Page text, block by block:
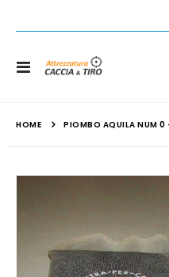
Toggle
HOME PIOMBO AQUILA NUM
galleria